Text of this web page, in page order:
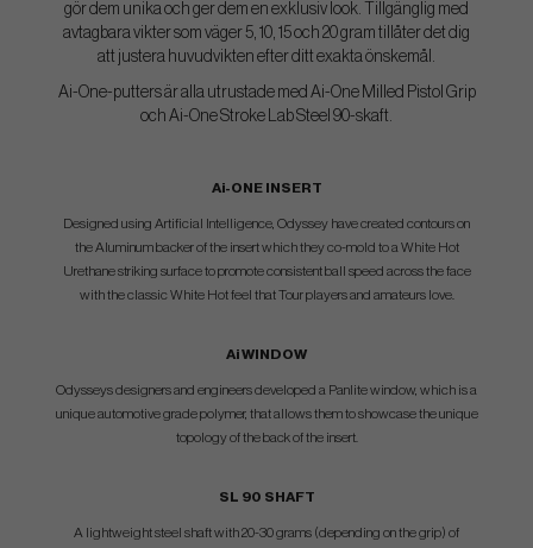
gör dem unika och ger dem en exklusiv look. Tillgänglig med
avtagbara vikter som väger 5, 10, 15 och 20 gram tillåter det dig
att justera huvudvikten efter ditt exakta önskemål.
Ai-One-putters är alla utrustade med Ai-One Milled Pistol Grip
och Ai-One Stroke Lab Steel 90-skaft.
Ai-ONE INSERT
Designed using Artificial Intelligence, Odyssey have created contours on
the Aluminum backer of the insert which they co-mold to a White Hot
Urethane striking surface to promote consistent ball speed across the face
with the classic White Hot feel that Tour players and amateurs love.
Ai WINDOW
Odysseys designers and engineers developed a Panlite window, which is a
unique automotive grade polymer, that allows them to showcase the unique
topology of the back of the insert.
SL 90 SHAFT
A lightweight steel shaft with 20-30 grams (depending on the grip) of